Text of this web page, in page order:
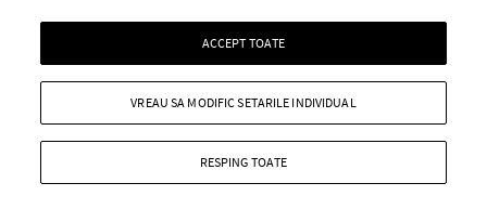
Urmareste-ne pe:
ACCEPT TOATE
RESPING TOATE
VREAU SA MODIFIC SETARILE INDIVIDUAL